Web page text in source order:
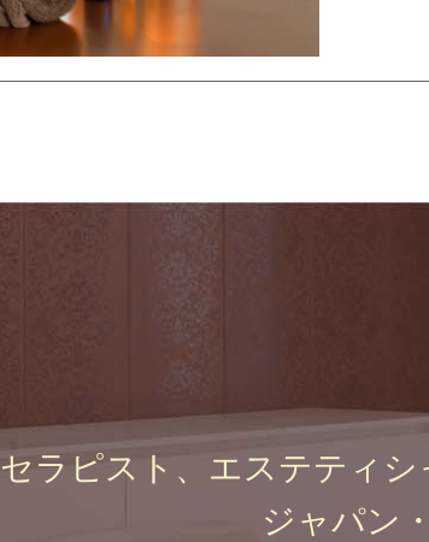
セラピスト、エステティ
ジャパン